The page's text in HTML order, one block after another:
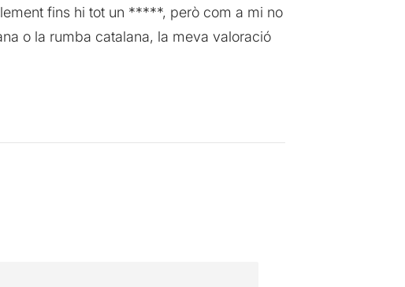
fins hi tot un *****, però com a mi no
o la rumba catalana, la meva valoració